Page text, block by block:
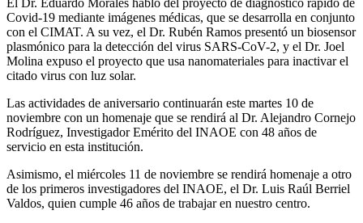
El Dr. Eduardo Morales habló del proyecto de diagnóstico rápido de
Covid-19 mediante imágenes médicas, que se desarrolla en conjunto
con el CIMAT. A su vez, el Dr. Rubén Ramos presentó un biosensor
plasmónico para la detección del virus SARS-CoV-2, y el Dr. Joel
Molina expuso el proyecto que usa nanomateriales para inactivar el
citado virus con luz solar.
Las actividades de aniversario continuarán este martes 10 de
noviembre con un homenaje que se rendirá al Dr. Alejandro Cornejo
Rodríguez, Investigador Emérito del INAOE con 48 años de
servicio en esta institución.
Asimismo, el miércoles 11 de noviembre se rendirá homenaje a otro
de los primeros investigadores del INAOE, el Dr. Luis Raúl Berriel
Valdos, quien cumple 46 años de trabajar en nuestro centro.